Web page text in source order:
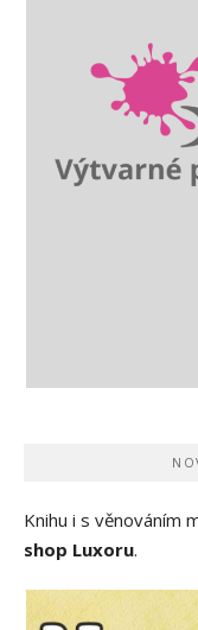
Knihu i s věnováním
shop Luxoru.